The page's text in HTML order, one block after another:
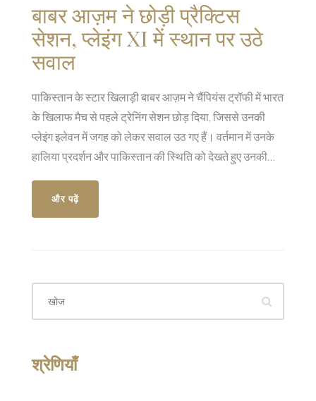
बाबर आज़म ने छोड़ी प्रैक्टिस
सेशन, प्लेइंग XI में स्थान पर उठे
सवाल
पाकिस्तान के स्टार खिलाड़ी बाबर आज़म ने चैंपियंस ट्रॉफी में भारत
के खिलाफ मैच से पहले ट्रेनिंग सेशन छोड़ दिया, जिससे उनकी
प्लेइंग इलेवन में जगह को लेकर सवाल उठ गए हैं। वर्तमान में उनके
हालिया प्रदर्शन और पाकिस्तान की स्थिति को देखते हुए उनकी
और पढ़ें
श्रेणियाँ